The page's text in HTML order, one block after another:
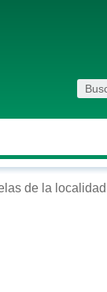
de la